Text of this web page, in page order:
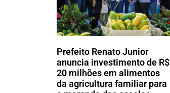
Prefeito Renato Junior
anuncia investimento de R$
20 milhões em alimentos
da agricultura familiar para